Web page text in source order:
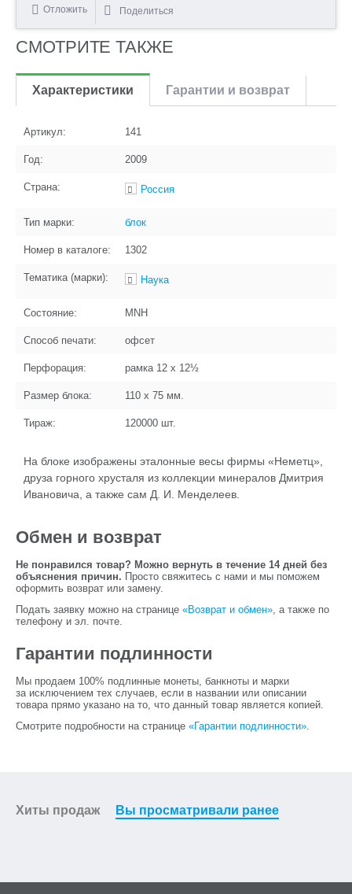
Отложить Поделиться
СМОТРИТЕ ТАКЖЕ
Характеристики Гарантии и возврат
Артикул: 141
Год: 2009
Страна: Россия
Тип марки: блок
Номер в каталоге: 1302
Тематика (марки): Наука
Состояние: MNH
Способ печати: офсет
Перфорация: рамка 12 x 12½
Размер блока: 110 x 75 мм.
Тираж: 120000 шт.
На блоке изображены эталонные весы фирмы «Неметц»,
друза горного хрусталя из коллекции минералов Дмитрия
Ивановича, а также сам Д. И. Менделеев.
Обмен и возврат
Не понравился товар? Можно вернуть в течение 14 дней без
объяснения причин. Просто свяжитесь с нами и мы поможем
оформить возврат или замену.
Подать заявку можно на странице «Возврат и обмен», а также по
телефону и эл. почте.
Гарантии подлинности
Мы продаем 100% подлинные монеты, банкноты и марки
за исключением тех случаев, если в названии или описании
товара прямо указано на то, что данный товар является копией.
Смотрите подробности на странице «Гарантии подлинности».
Хиты продаж Вы просматривали ранее